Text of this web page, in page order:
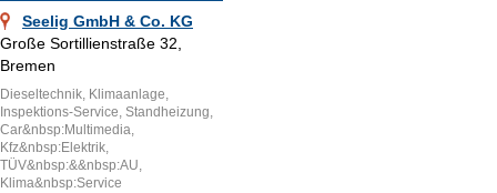
Seelig GmbH & Co. KG
Große Sortillienstraße 32,
Bremen
Dieseltechnik, Klimaanlage,
Inspektions-Service, Standheizung,
Car&nbsp:Multimedia,
Kfz&nbsp:Elektrik,
TÜV&nbsp:&&nbsp:AU,
Klima&nbsp:Service